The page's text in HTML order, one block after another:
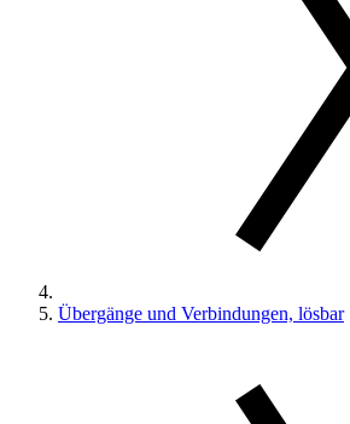
Übergänge und Verbindungen, lösbar